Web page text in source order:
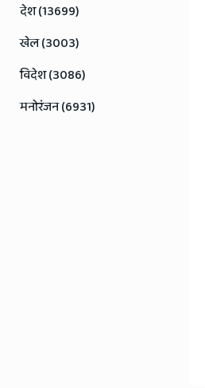
देश (13699)
खेल (3003)
विदेश (3086)
मनोरंजन (6931)